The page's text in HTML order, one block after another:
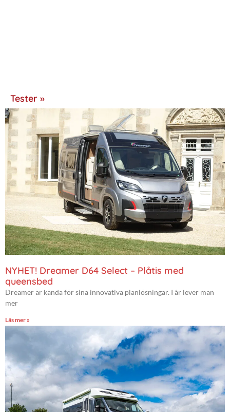
Tester »
NYHET! Dreamer D64 Select – Plåtis med
queensbed
Dreamer är kända för sina innovativa planlösningar. I år lever man
mer
Läs mer »